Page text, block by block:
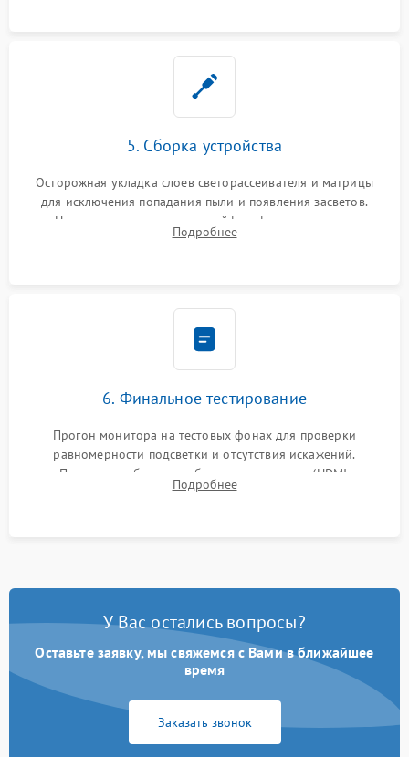
5. Сборка устройства
Осторожная укладка слоев светорассеивателя и матрицы
для исключения попадания пыли и появления засветов.
Надежное подключение шлейфов, фиксация плат и
аккуратное защелкивание пластикового корпуса монитора.
Подробнее
6. Финальное тестирование
Прогон монитора на тестовых фонах для проверки
равномерности подсветки и отсутствия искажений.
Проверка работоспособности всех портов (HDMI,
DisplayPort, VGA) и кнопок управления под нагрузкой в
Подробнее
У Вас остались вопросы?
Оставьте заявку, мы свяжемся с Вами в ближайшее
время
Заказать звонок